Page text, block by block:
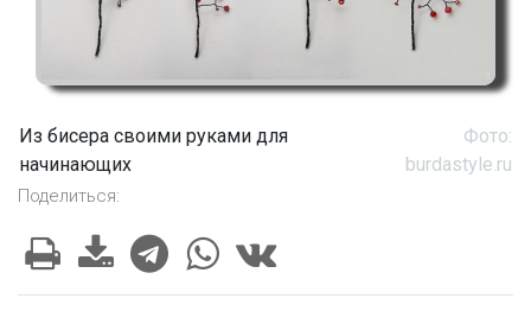
Из бисера своими руками для
начинающих
Фото:
burdastyle.ru
Поделиться: